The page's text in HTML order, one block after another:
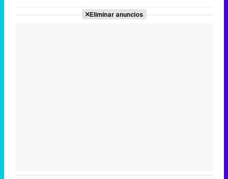
Eliminar anuncios